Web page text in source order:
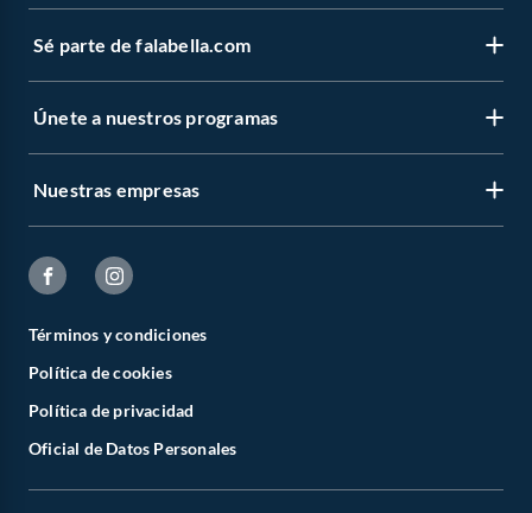
Sé parte de falabella.com
Únete a nuestros programas
Nuestras empresas
Términos y condiciones
Política de cookies
Política de privacidad
Oficial de Datos Personales